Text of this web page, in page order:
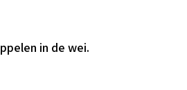
in de wei.